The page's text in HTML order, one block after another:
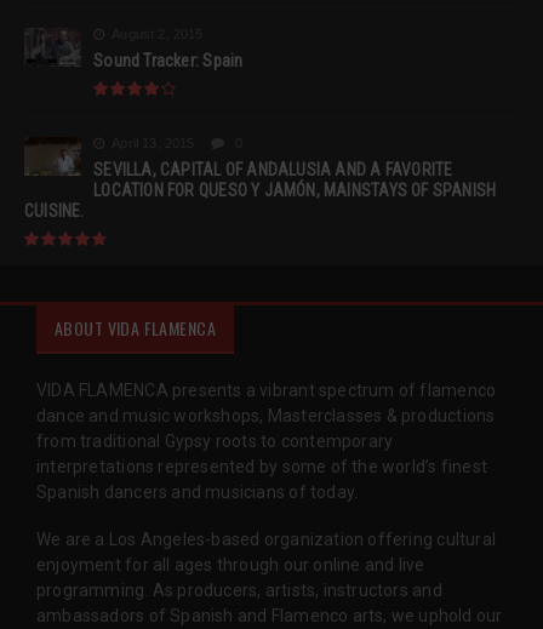
Sound Tracker: Spain
SEVILLA, CAPITAL OF ANDALUSIA AND A FAVORITE
LOCATION FOR QUESO Y JAMÓN, MAINSTAYS OF SPANISH
CUISINE.
ABOUT VIDA FLAMENCA
VIDA FLAMENCA presents a vibrant spectrum of flamenco
dance and music workshops, Masterclasses & productions
from traditional Gypsy roots to contemporary
interpretations represented by some of the world’s finest
Spanish dancers and musicians of today.
We are a Los Angeles-based organization offering cultural
enjoyment for all ages through our online and live
programming. As producers, artists, instructors and
ambassadors of Spanish and Flamenco arts, we uphold our